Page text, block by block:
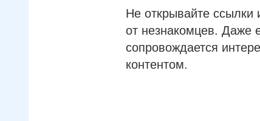
Не открывайте ссылки
от незнакомцев. Даже
сопровождается
контентом.